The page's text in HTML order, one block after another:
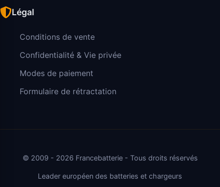
Légal
Conditions de vente
Confidentialité & Vie privée
Modes de paiement
Formulaire de rétractation
© 2009 - 2026 Francebatterie - Tous droits réservés
Leader européen des batteries et chargeurs